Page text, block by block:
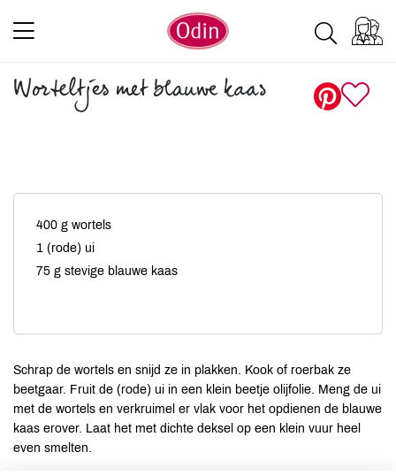
Worteltjes met blauwe kaas
400 g wortels
1 (rode) ui
75 g stevige blauwe kaas
Schrap de wortels en snijd ze in plakken. Kook of roerbak ze
beetgaar. Fruit de (rode) ui in een klein beetje olijfolie. Meng de ui
met de wortels en verkruimel er vlak voor het opdienen de blauwe
kaas erover. Laat het met dichte deksel op een klein vuur heel
even smelten.